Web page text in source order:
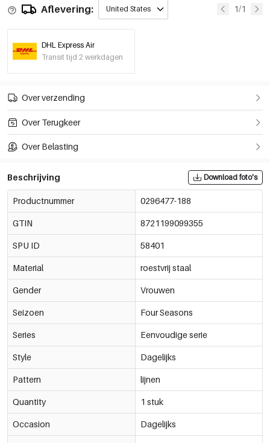
Aflevering: United States 1/1
DHL Express Air
Transit tijd 2 werkdagen
Over verzending
Over Terugkeer
Over Belasting
Beschrijving Download foto's
Productnummer 0296477-188
GTIN 8721199099355
SPU ID 58401
Material roestvrij staal
Gender Vrouwen
Seizoen Four Seasons
Series Eenvoudige serie
Style Dagelijks
Pattern lijnen
Quantity 1 stuk
Occasion Dagelijks